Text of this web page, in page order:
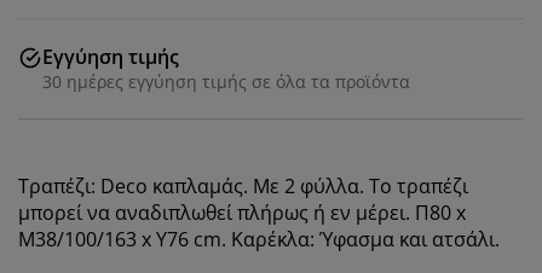
Εγγύηση τιμής
30 ημέρες εγγύηση τιμής σε όλα τα προϊόντα
Τραπέζι: Deco καπλαμάς. Με 2 φύλλα. Το τραπέζι
μπορεί να αναδιπλωθεί πλήρως ή εν μέρει. Π80 x
Μ38/100/163 x Υ76 cm. Καρέκλα: Ύφασμα και ατσάλι.